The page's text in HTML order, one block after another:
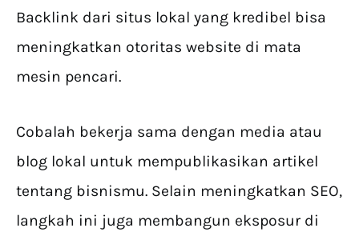
Backlink dari situs lokal yang kredibel bisa
meningkatkan otoritas website di mata
mesin pencari.
Cobalah bekerja sama dengan media atau
blog lokal untuk mempublikasikan artikel
tentang bisnismu. Selain meningkatkan SEO,
langkah ini juga membangun eksposur di